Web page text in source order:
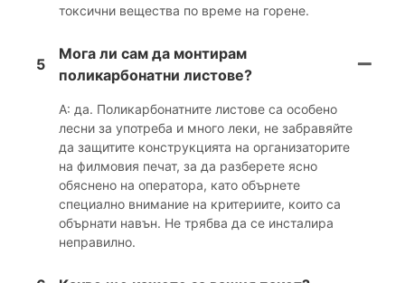
токсични вещества по време на горене.
5
Мога ли сам да монтирам
поликарбонатни листове?
А: да. Поликарбонатните листове са особено
лесни за употреба и много леки, не забравяйте
да защитите конструкцията на организаторите
на филмовия печат, за да разберете ясно
обяснено на оператора, като обърнете
специално внимание на критериите, които са
обърнати навън. Не трябва да се инсталира
неправилно.